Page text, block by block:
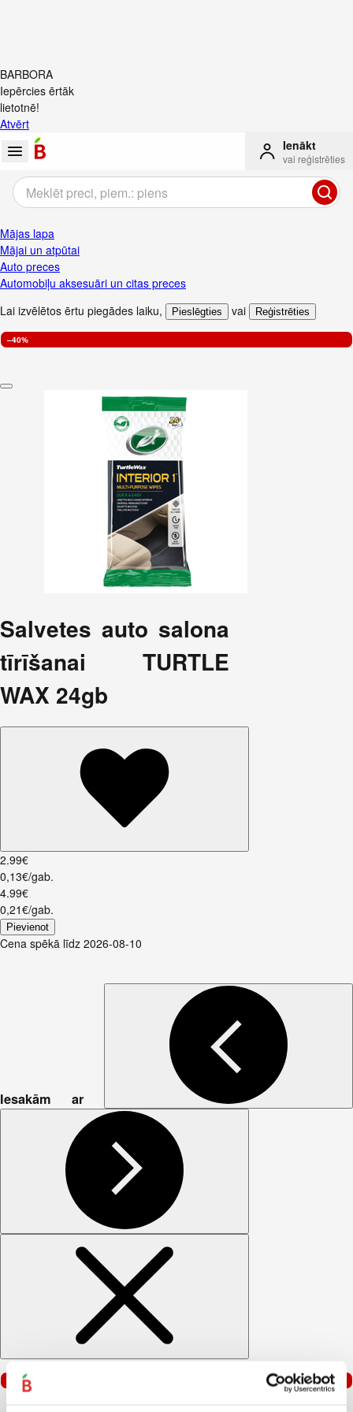
BARBORA
Iepērcies ērtāk
lietotnē!
Atvērt
Ienākt
vai reģistrēties
Mājas lapa
Mājai un atpūtai
Auto preces
Automobiļu aksesuāri un citas preces
Lai izvēlētos ērtu piegādes laiku, Pieslēgties vai Reģistrēties
–40%
Salvetes auto salona
tīrīšanai TURTLE
WAX 24gb
2.99€
0,13€/gab.
4.99€
0,21€/gab.
Pievienot
Cena spēkā līdz 2026-08-10
Iesakām ar
–40%